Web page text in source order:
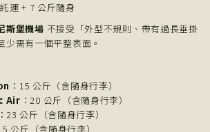
運 + 7 公斤隨身
斯堡機場 不接受「外型不規則、帶有過長垂掛
需有一個平整表面。
：15 公斤（含隨身行李）
Air ：20 公斤（含隨身行李）
：23 公斤（含隨身行李）
公斤（含隨身行李）